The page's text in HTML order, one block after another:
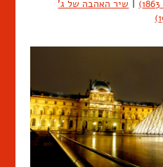
שיר האהבה של ג'